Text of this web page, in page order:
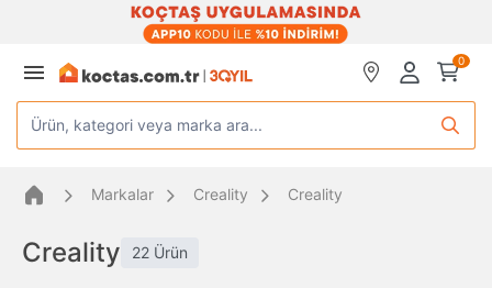
0
Ürün, kategori veya marka ara...
Markalar Creality Creality
Creality 22 Ürün